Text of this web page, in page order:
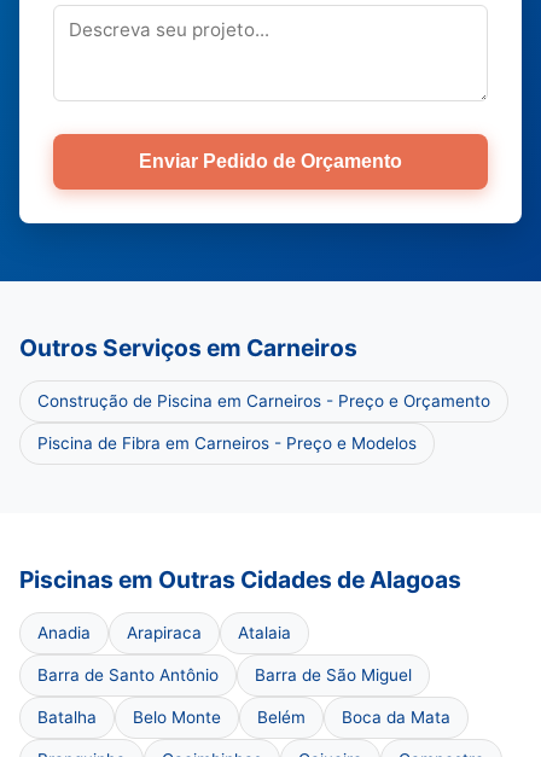
Enviar Pedido de Orçamento
Outros Serviços em Carneiros
Construção de Piscina em Carneiros - Preço e Orçamento
Piscina de Fibra em Carneiros - Preço e Modelos
Piscinas em Outras Cidades de Alagoas
Anadia Arapiraca Atalaia
Barra de Santo Antônio Barra de São Miguel
Batalha Belo Monte Belém Boca da Mata